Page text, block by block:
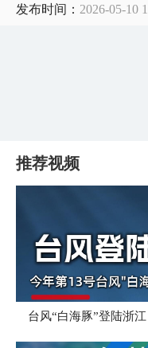
发布时间： 2026-05-10
推荐视频
台风“白海豚”登陆浙江